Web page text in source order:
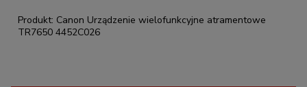
Produkt: Canon Urządzenie wielofunkcyjne atramentowe
TR7650 4452C026